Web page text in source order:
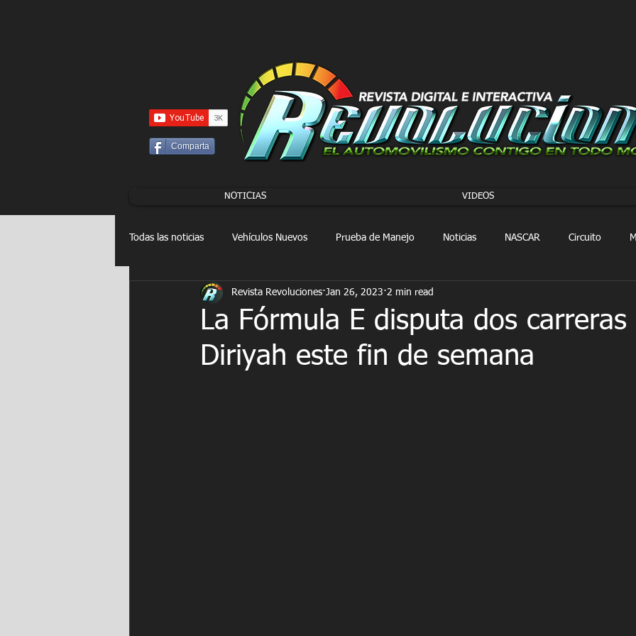
Comparta
NOTICIAS VIDEOS
Todas las noticias Vehículos Nuevos Prueba de Manejo Noticias NASCAR Circuito
Drag Racing FORMULA E FORMULA 1 Extreme E
La Fórmula E disputa dos carreras
Diriyah este fin de semana
Revista Revoluciones Jan 26, 2023 2 min read